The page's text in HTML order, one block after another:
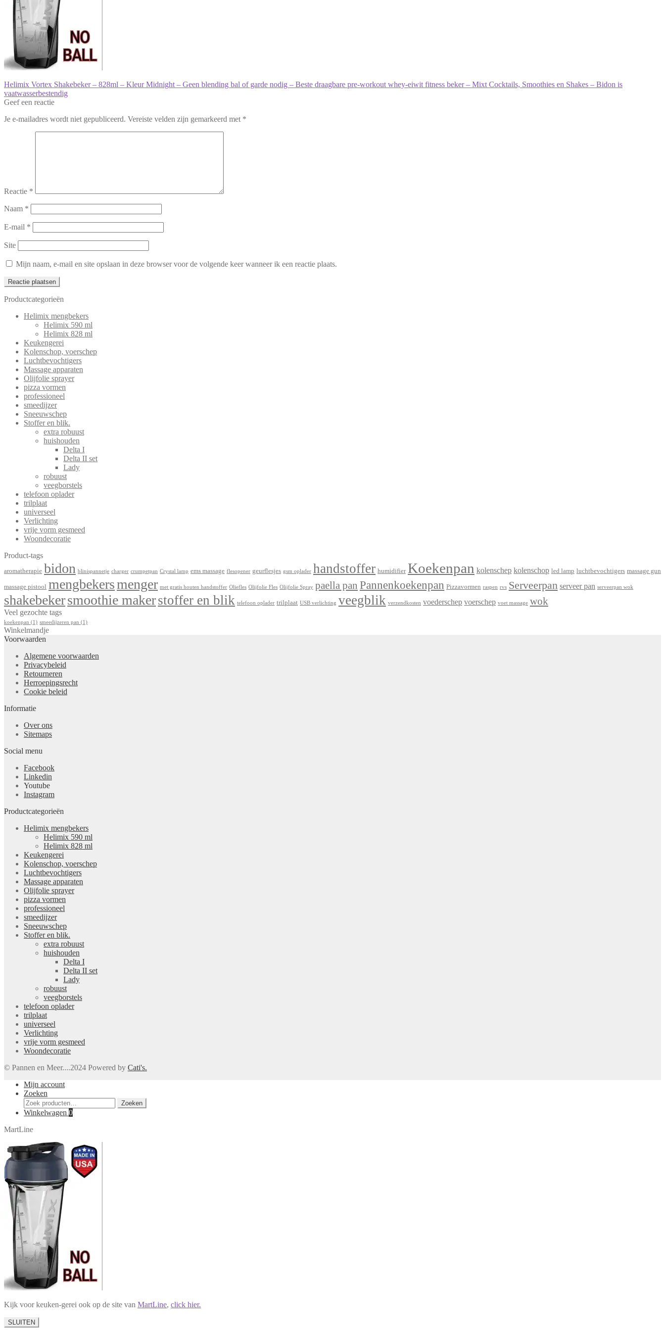
Bericht
navigatie
Vorig
bericht:
Helimix Vortex Shakebeker – 828ml – Kleur Midnight – Geen blending bal of garde nodig – Beste draagbare pre-workout whey-eiwit fitness beker – Mixt Cocktails, Smoothies en Shakes – Bidon is
vaatwasserbestendig
Geef een reactie
Je e-mailadres wordt niet gepubliceerd. Vereiste velden zijn gemarkeerd met *
Reactie *
Naam *
E-mail *
Site
Mijn naam, e-mail en site opslaan in deze browser voor de volgende keer wanneer ik een reactie plaats.
Productcategorieën
Helimix mengbekers
Helimix 590 ml
Helimix 828 ml
Keukengerei
Kolenschop, voerschep
Luchtbevochtigers
Massage apparaten
Olijfolie sprayer
pizza vormen
professioneel
smeedijzer
Sneeuwschep
Stoffer en blik.
extra robuust
huishouden
Delta I
Delta II set
Lady
robuust
veegborstels
telefoon oplader
trilplaat
universeel
Verlichting
vrije vorm gesmeed
Woondecoratie
Product-tags
aromatherapie bidon blinispannetje charger crumpetpan Crystal lamp ems massage flesopener geurflesjes gsm oplader handstoffer humidifier Koekenpan kolenschep kolenschop led lamp luchtbevochtigers massage gun
massage pistool mengbekersmenger met gratis houten handstoffer Oliefles Olijfolie Fles Olijfolie Spray paella pan Pannenkoekenpan Pizzavormen raspen rvs Serveerpan serveer pan serveerpan wok
shakebekersmoothie makerstoffer en blik telefoon oplader trilplaat USB verlichting veegblik verzendkosten voederschep voerschep voet massage wok
Veel gezochte tags
koekenpan (1) smeedijzeren pan (1)
Winkelmandje
Voorwaarden
Algemene voorwaarden
Privacybeleid
Retourneren
Herroepingsrecht
Cookie beleid
Informatie
Over ons
Sitemaps
Social menu
Facebook
Linkedin
Youtube
Instagram
Productcategorieën
Helimix mengbekers
Helimix 590 ml
Helimix 828 ml
Keukengerei
Kolenschop, voerschep
Luchtbevochtigers
Massage apparaten
Olijfolie sprayer
pizza vormen
professioneel
smeedijzer
Sneeuwschep
Stoffer en blik.
extra robuust
huishouden
Delta I
Delta II set
Lady
robuust
veegborstels
telefoon oplader
trilplaat
universeel
Verlichting
vrije vorm gesmeed
Woondecoratie
© Pannen en Meer....2024 Powered by Cati's.
Mijn account
Zoeken
Zoeken
naar:
Zoeken
Winkelwagen 0
MartLine
Kijk voor keuken-gerei ook op de site van MartLine, click hier.
SLUITEN